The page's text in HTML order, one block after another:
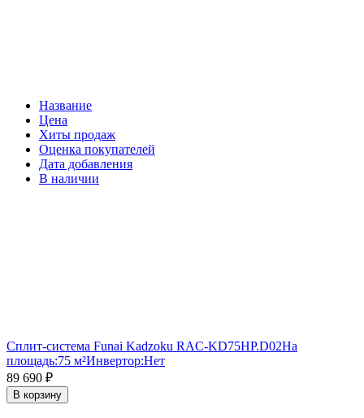
Название
Цена
Хиты продаж
Оценка покупателей
Дата добавления
В наличии
Сплит-система Funai Kadzoku RAC-KD75HP.D02На
площадь:75 м²Инвертор:Нет
89 690 ₽
В корзину